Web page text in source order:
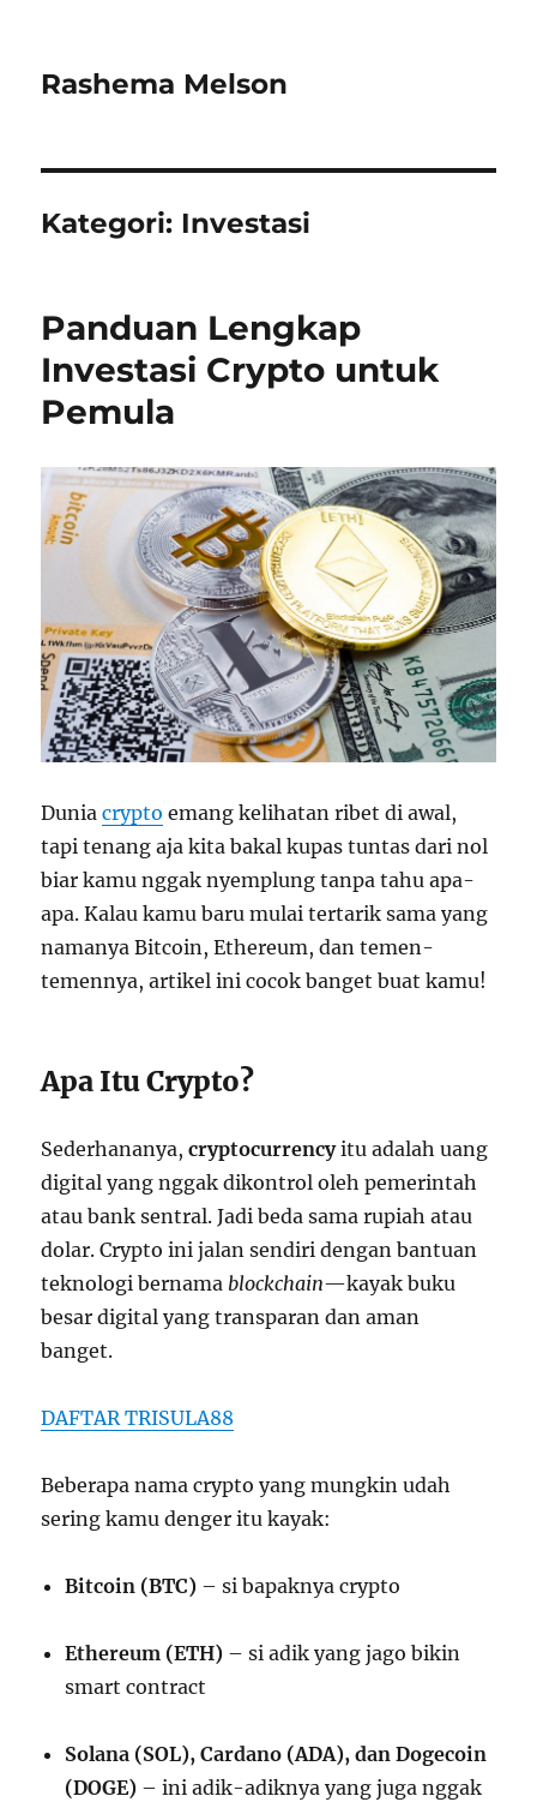
Rashema Melson
Kategori: Investasi
Panduan Lengkap
Investasi Crypto untuk
Pemula
Duniacrypto emang kelihatan ribet di awal,
tapi tenang aja kita bakal kupas tuntas dari nol
biar kamu nggak nyemplung tanpa tahu apa-
apa. Kalau kamu baru mulai tertarik sama yang
namanya Bitcoin, Ethereum, dan temen-
temennya, artikel ini cocok banget buat kamu!
Apa Itu Crypto?
Sederhananya,cryptocurrencyitu adalah uang
digital yang nggak dikontrol oleh pemerintah
atau bank sentral. Jadi beda sama rupiah atau
dolar. Crypto ini jalan sendiri dengan bantuan
teknologi bernama blockchain—kayak buku
besar digital yang transparan dan aman
banget.
DAFTAR TRISULA88
Beberapa nama crypto yang mungkin udah
sering kamu denger itu kayak:
Bitcoin (BTC) – si bapaknya crypto
Ethereum (ETH) – si adik yang jago bikin
smart contract
Solana (SOL), Cardano (ADA), dan Dogecoin
(DOGE) – ini adik-adiknya yang juga nggak